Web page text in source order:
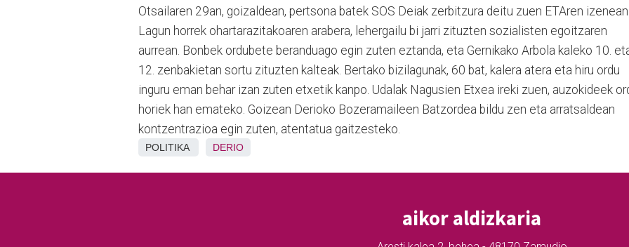
Otsailaren 29an, goizaldean, pertsona batek SOS Deiak zerbitzura deitu zuen ETAren izenean.
Lagun horrek ohartarazitakoaren arabera, lehergailu bi jarri zituzten sozialisten egoitzaren
aurrean. Bonbek ordubete beranduago egin zuten eztanda, eta Gernikako Arbola kaleko 10.
12. zenbakietan sortu zituzten kalteak. Bertako bizilagunak, 60 bat, kalera atera eta hiru ordu
inguru eman behar izan zuten etxetik kanpo. Udalak Nagusien Etxea ireki zuen, auzokideek
horiek han emateko. Goizean Derioko Bozeramaileen Batzordea bildu zen eta arratsaldean
kontzentrazioa egin zuten, atentatua gaitzesteko.
POLITIKA DERIO
aikor aldizkaria